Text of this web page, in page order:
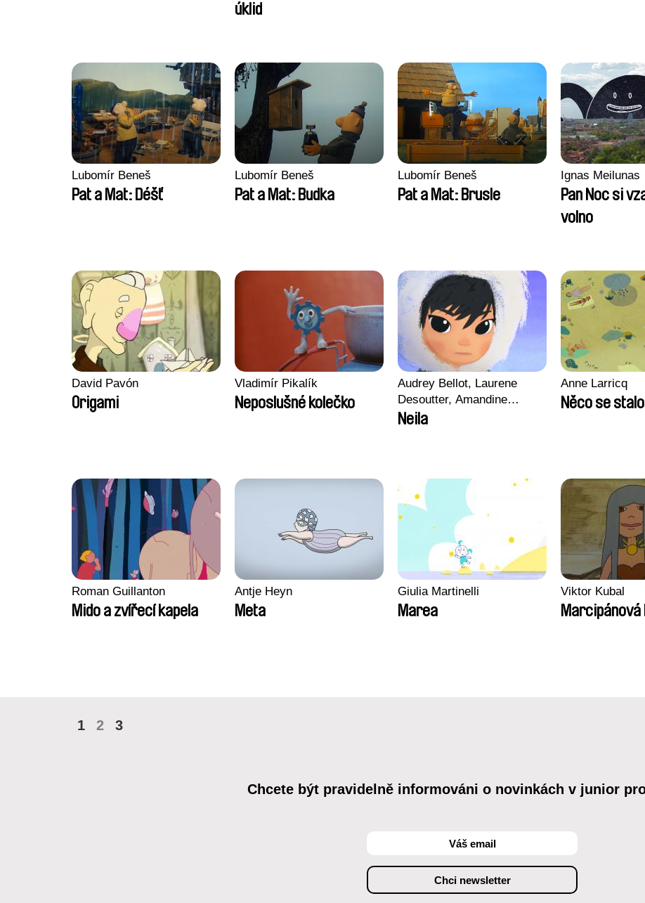
úklid
Lubomír Beneš
Pat a Mat: Déšť
Lubomír Beneš
Pat a Mat: Budka
Lubomír Beneš
Pat a Mat: Brusle
Ignas Meilunas
Pan Noc si
volno
David Pavón
Origami
Vladimír Pikalík
Neposlušné kolečko
Audrey Bellot, Laurene
Desoutter, Amandine
Fernandes, Ludivine
Neila
Anne Larricq
Něco se stalo
Roman Guillanton
Mido a zvířecí kapela
Antje Heyn
Meta
Giulia Martinelli
Marea
Viktor Kubal
Marcipánová
1 2 3
Chcete být pravidelně informováni o novinkách v junior